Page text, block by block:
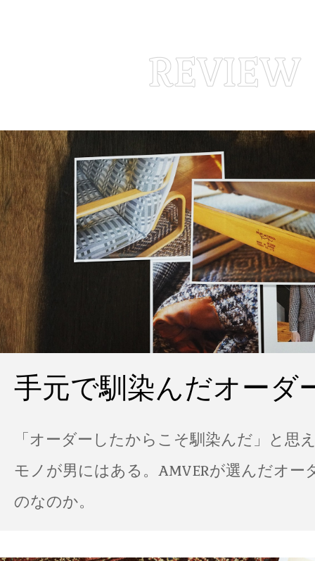
手元で馴染んだオーダ
「オーダーしたからこそ馴染んだ」と思
モノが男にはある。AMVERが選んだオー
のなのか。